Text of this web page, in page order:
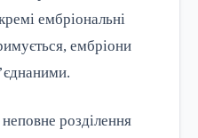
ембріональні
ембріони
неповне розділення